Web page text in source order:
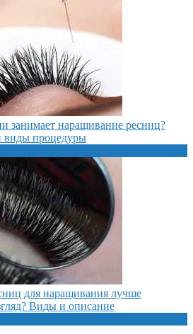
занимает наращивание ресниц?
виды процедуры
для наращивания лучше
Виды и описание